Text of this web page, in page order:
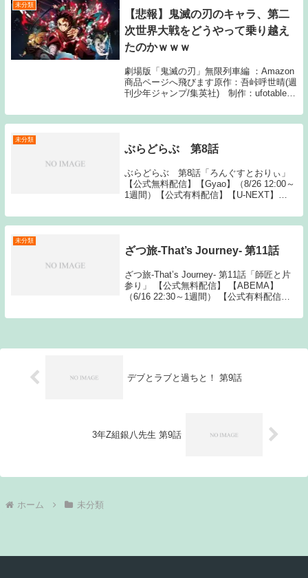
未分類
【悲報】鬼滅の刃のキャラ、第二
次世界大戦をどうやって乗り越え
たのかｗｗｗ
劇場版「鬼滅の刃」無限列車編 ：Amazon
商品ページへ飛びます原作：吾峠呼世晴(週
刊少年ジャンプ/集英社) 制作：ufotable1:
WW2でﾀﾋぬんかなふと思った 2: 名無しさ
ん...
未分類
ぶらどらぶ 第8話
ぶらどらぶ 第8話「ろんぐすとおりぃ」
【公式無料配信】【Gyao】（8/26 12:00～
1週間）【公式有料配信】【U-NEXT】
ストア】 【ニコニコ】 【Gyao】【FOD】
【TELAS...
未分類
ざつ旅-That’s Journey- 第11話
ざつ旅-That’s Journey- 第11話「師匠と片
参り」 【公式無料配信】 【ABEMA】
（6/16 22:30～1週間） 【公式有料配信】
【Amaz Source: New fee...
デブとラブと過ちと！ 第9話
3年Z組銀八先生 第9話
ホーム 未分類